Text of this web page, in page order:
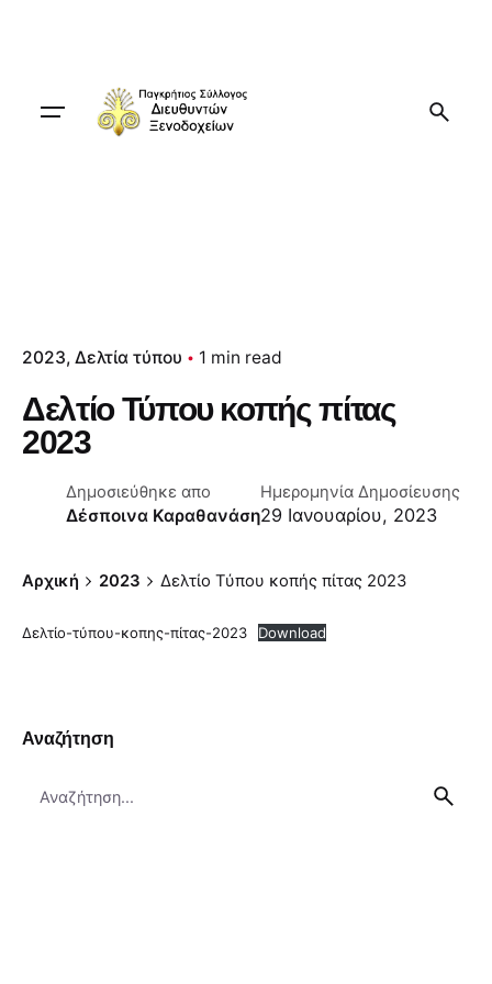
2023 Δελτία τύπου 1 min read
Δελτίο Τύπου κοπής πίτας
2023
Δημοσιεύθηκε απο
Δέσποινα Καραθανάση
Ημερομηνία Δημοσίευσης
29 Ιανουαρίου, 2023
Αρχική 2023 Δελτίο Τύπου κοπής πίτας 2023
Δελτίο-τύπου-κοπης-πίτας-2023 Download
Αναζήτηση
for